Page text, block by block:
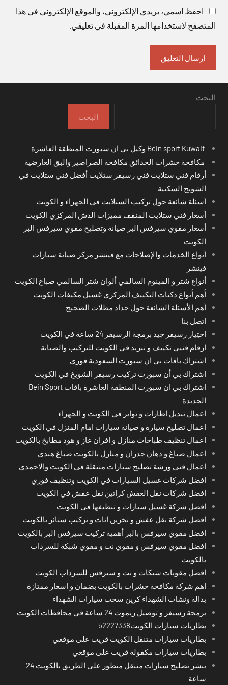
احفظ اسمي، بريدي الإلكتروني، والموقع الإلكتروني في هذا
المتصفح لاستخدامها المرة المقبلة في تعليقي.
البحث
البحث
مكافحة حشرات الحدائق مكافحة الصراصير والبق العارضية
أرقام فني ستلايت فني رسيفر ستلايت أفضل فني ستلايت في
الشويخ السكنية
أسئلة شائعة حول تركيب الستلايت في الجهراء و الكويت
أسعار فني ستلايت المنقف مميزات الدش المركزي الكويت
أسعار مقوي سيرفس البر صيانة وتصليح مقوي سيرفس البر
الكويت
أنواع الخدمات والإصلاحات مع فينشر مركز صيانة سيارات
فينشر
أنواع شتر و المينوم السالمي ألوان شتر السالمي صباغ الكويت
أهم أنواع دكتات التكييف المركزي غسيل مكيفات الكويت
أهم الأسئلة الشائعة حول حداد مظلات الضجيج
اتصل بنا
اختِيار رسيفر جيد برمجة الرسيفر 24 ساعة في الكويت
ارقام فنيي تكييف و تبريد في الكويت للتركيب والصيانة
اشتراك باقات بي ان سبورت السعودية فوري
اشتراك بي أن سبورت تركيب رسيفر الشويخ في الكويت
اشتراك بي ان سبورت المنطقة العاشرة باقات Bein Sport
الجديدة
اعمال تبديل اطارات و تواير في الكويت و الجهراء
اعمال تصليح سيارة و صيانة سيارات امام المنزل في الكويت
اعمال تنظيف طباخات منازل و افران غاز و هود مطابخ بالكويت
اعمال صباغ و دهان جدران و منازل بالكويت صباغ هندي
اعمال فني ورشة تصليح سيارات متنقلة في الكويت والاحمدي
افضل شركات غسيل السيارات في الكويت وتنظيف فوري
افضل شركات نقل العفش كراتين نقل عفش في الكويت
افضل شركة غسيل سيارات و تنظيفها في الكويت
افضل شركة نقل عفش و تخزين اثاث و تركيب ستائر بالكويت
افضل مقوي سيرفس بالبر أهمية تركيب سيرفس البر بالكويت
افضل مقوي سيرفس و مقوي نت و مقوي شبكة للسرداب
بالكويت
افضل مقويات شبكات و نت و سيرفس للسرداب الكويت
اهم شركة مكافحة حشرات بالكويت بضمان و اسعار ممتازة
بدالة ونشات الشهداء كرين سحب سيارات الشهداء
برمجة رسيفر و توصيل ريموت 24 ساعة في محافظات الكويت
بطاريات سيارات الكويت52227338
بطاريات سيارات متنقل الكويت قريب على موقعي
بطاريات سيارات مكفولة قريب على موقعي
بنشر تصليح سيارات متنقل متطور على الطريق بالكويت 24
ساعة